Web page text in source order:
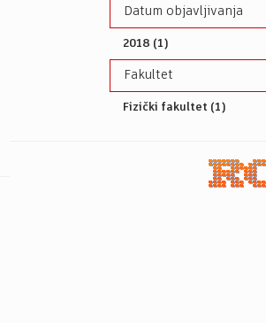
Datum objavljivanja
2018 (1)
Fakultet
Fizički fakultet (1)